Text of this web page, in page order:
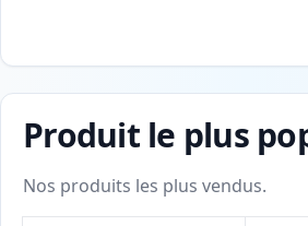
Produit le plus
Nos produits les plus vendus.